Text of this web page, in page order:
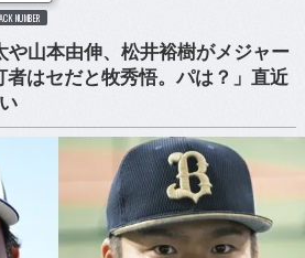
NUMBER
や山本由伸、松井裕樹がメジャー
者はセだと牧秀悟。パは？」直近